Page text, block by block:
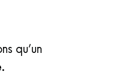
qu’un